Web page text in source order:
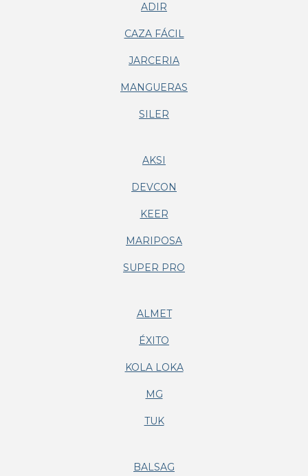
ADIR
CAZA FÁCIL
JARCERIA
MANGUERAS
SILER
AKSI
DEVCON
KEER
MARIPOSA
SUPER PRO
ALMET
ÉXITO
KOLA LOKA
MG
TUK
BALSAG